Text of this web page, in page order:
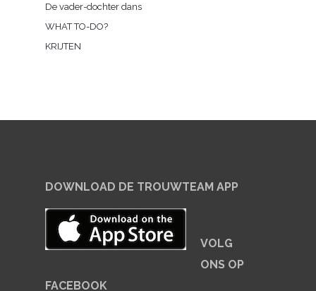
De vader-dochter dans
WHAT TO-DO?
KRIJTEN
DOWNLOAD DE TROUWTEAM APP
VOLG
ONS OP
FACEBOOK